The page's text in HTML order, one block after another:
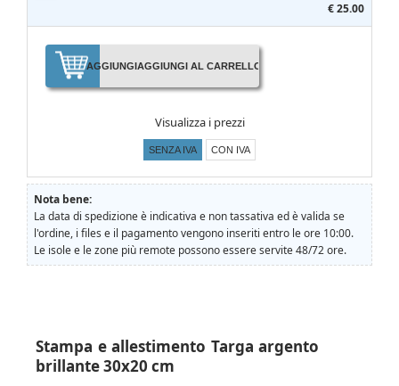
€ 25.00
AGGIUNGIAGGIUNGI AL CARRELLO
Visualizza i prezzi
SENZA IVA CON IVA
Nota bene:
La data di spedizione è indicativa e non tassativa ed è valida se
l'ordine, i files e il pagamento vengono inseriti entro le ore 10:00.
Le isole e le zone più remote possono essere servite 48/72 ore.
Stampa e allestimento Targa argento
brillante 30x20 cm